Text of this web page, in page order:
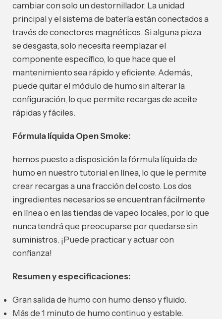
cambiar con solo un destornillador. La unidad
principal y el sistema de batería están conectados a
través de conectores magnéticos. Si alguna pieza
se desgasta, solo necesita reemplazar el
componente específico, lo que hace que el
mantenimiento sea rápido y eficiente. Además,
puede quitar el módulo de humo sin alterar la
configuración, lo que permite recargas de aceite
rápidas y fáciles.
Fórmula líquida Open Smoke:
hemos puesto a disposición la fórmula líquida de
humo en nuestro tutorial en línea, lo que le permite
crear recargas a una fracción del costo. Los dos
ingredientes necesarios se encuentran fácilmente
en línea o en las tiendas de vapeo locales, por lo que
nunca tendrá que preocuparse por quedarse sin
suministros. ¡Puede practicar y actuar con
confianza!
Resumen y especificaciones:
Gran salida de humo con humo denso y fluido.
Más de 1 minuto de humo continuo y estable.